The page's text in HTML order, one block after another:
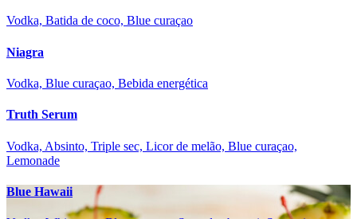
Vodka, Batida de coco, Blue curaçao
Niagra
Vodka, Blue curaçao, Bebida energética
Truth Serum
Vodka, Absinto, Triple sec, Licor de melão, Blue curaçao,
Lemonade
Blue Hawaii